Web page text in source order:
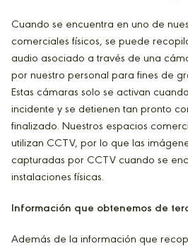
Cuando se encuentra en uno de
comerciales físicos, se puede
audio asociado a través de una
por nuestro personal para fines de
Estas cámaras solo se activan
incidente y se detienen tan pronto
finalizado. Nuestros espacios
utilizan CCTV, por lo que las
capturadas por CCTV cuando se
instalaciones físicas.
Información que obtenemos de
Además de la información que